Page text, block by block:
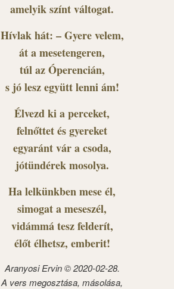
amelyik színt váltogat.
Hívlak hát: – Gyere velem,
át a mesetengeren,
túl az Óperencián,
s jó lesz együtt lenni ám!
Élvezd ki a perceket,
felnőttet és gyereket
egyaránt vár a csoda,
jótündérek mosolya.
Ha lelkünkben mese él,
simogat a meseszél,
vidámmá tesz felderít,
élőt élhetsz, emberit!
Aranyosi Ervin © 2020-02-28.
A vers megosztása, másolása,